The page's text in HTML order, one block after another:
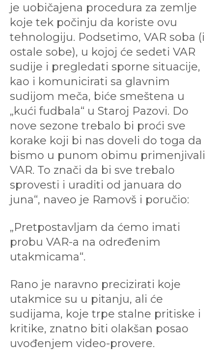
je uobičajena procedura za zemlje
koje tek počinju da koriste ovu
tehnologiju. Podsetimo, VAR soba (i
ostale sobe), u kojoj će sedeti VAR
sudije i pregledati sporne situacije,
kao i komunicirati sa glavnim
sudijom meča, biće smeštena u
„kući fudbala“ u Staroj Pazovi. Do
nove sezone trebalo bi proći sve
korake koji bi nas doveli do toga da
bismo u punom obimu primenjivali
VAR. To znači da bi sve trebalo
sprovesti i uraditi od januara do
juna“, naveo je Ramovš i poručio:
„Pretpostavljam da ćemo imati
probu VAR-a na određenim
utakmicama“.
Rano je naravno precizirati koje
utakmice su u pitanju, ali će
sudijama, koje trpe stalne pritiske i
kritike, znatno biti olakšan posao
uvođenjem video-provere.